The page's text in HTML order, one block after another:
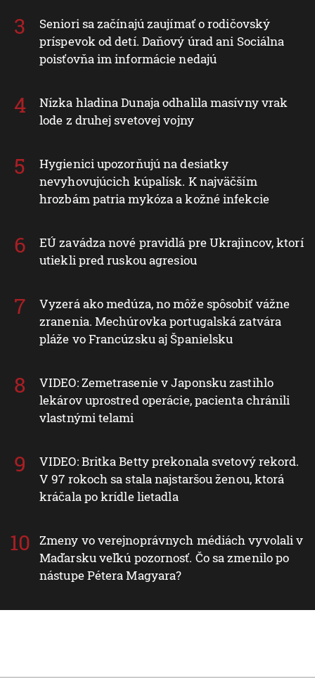
Seniori sa začínajú zaujímať o rodičovský
príspevok od detí. Daňový úrad ani Sociálna
poisťovňa im informácie nedajú
Nízka hladina Dunaja odhalila masívny vrak
lode z druhej svetovej vojny
Hygienici upozorňujú na desiatky
nevyhovujúcich kúpalísk. K najväčším
hrozbám patria mykóza a kožné infekcie
EÚ zavádza nové pravidlá pre Ukrajincov, ktorí
utiekli pred ruskou agresiou
Vyzerá ako medúza, no môže spôsobiť vážne
zranenia. Mechúrovka portugalská zatvára
pláže vo Francúzsku aj Španielsku
VIDEO: Zemetrasenie v Japonsku zastihlo
lekárov uprostred operácie, pacienta chránili
vlastnými telami
VIDEO: Britka Betty prekonala svetový rekord.
V 97 rokoch sa stala najstaršou ženou, ktorá
kráčala po krídle lietadla
Zmeny vo verejnoprávnych médiách vyvolali v
Maďarsku veľkú pozornosť. Čo sa zmenilo po
nástupe Pétera Magyara?